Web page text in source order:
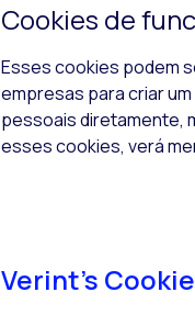
Cookies de
Essescookies podem
empresas para criar
pessoais diretamente,
essescookies, verá
Verint's